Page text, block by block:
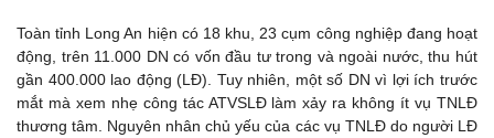
Toàn tỉnh Long An hiện có 18 khu, 23 cụm công nghiệp đang hoạt
động, trên 11.000 DN có vốn đầu tư trong và ngoài nước, thu hút
gần 400.000 lao động (LĐ). Tuy nhiên, một số DN vì lợi ích trước
mắt mà xem nhẹ công tác ATVSLĐ làm xảy ra không ít vụ TNLĐ
thương tâm. Nguyên nhân chủ yếu của các vụ TNLĐ do người LĐ